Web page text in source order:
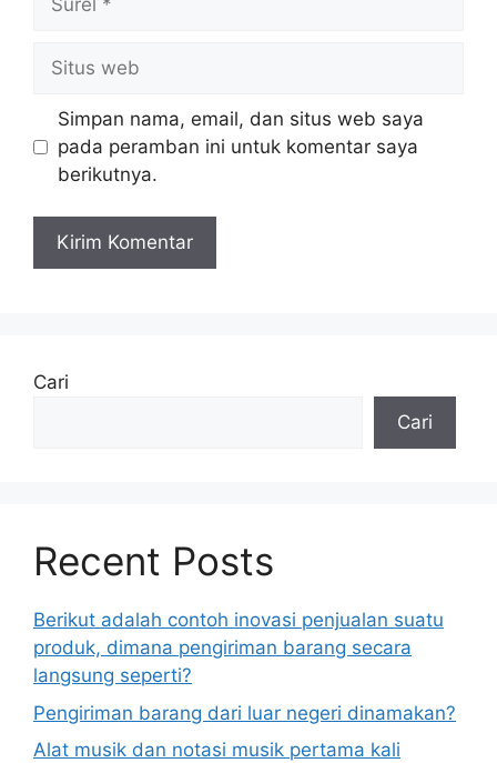
web
Simpan nama, email, dan situs web saya
pada peramban ini untuk komentar saya
berikutnya.
Cari
Cari
Recent Posts
Berikut adalah contoh inovasi penjualan suatu
produk, dimana pengiriman barang secara
langsung seperti?
Pengiriman barang dari luar negeri dinamakan?
Alat musik dan notasi musik pertama kali